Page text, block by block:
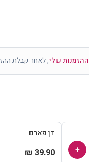
ההזמנות שלי, לאחר קבלת
+
דן פארם
39.90 ₪